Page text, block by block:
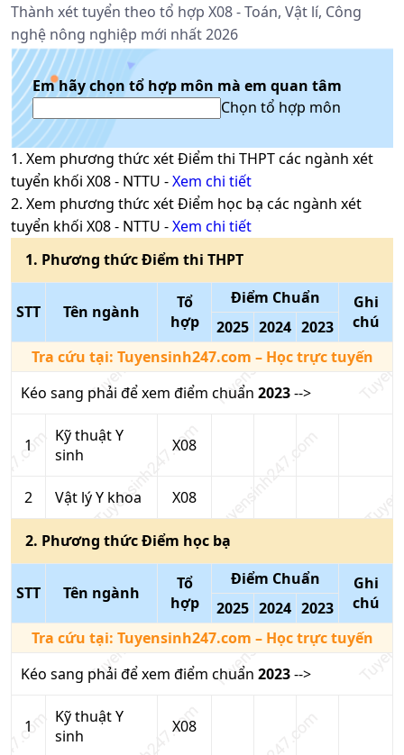
Thành xét tuyển theo tổ hợp X08 - Toán, Vật lí, Công
nghệ nông nghiệp mới nhất 2026
Em hãy chọn tổ hợp môn mà em quan tâm
Chọn tổ hợp môn
1. Xem phương thức xétĐiểm thi THPTcác ngành xét
tuyển khối X08- NTTU -Xem chi tiết
2. Xem phương thức xétĐiểm học bạ các ngành xét
tuyển khối X08- NTTU -Xem chi tiết
1. Phương thứcĐiểm thi THPT
STT Tên ngành
Tổ
hợp
Điểm Chuẩn
Ghi
chú
2025 2024 2023
Tra cứu tại: Tuyensinh247.com – Học trực tuyến
Kéo sang phải để xem điểm chuẩn 2023-->
1
Kỹ thuật Y
sinh
X08
2 Vật lý Y khoa X08
2. Phương thứcĐiểm học bạ
STT Tên ngành
Tổ
hợp
Điểm Chuẩn
Ghi
chú
2025 2024 2023
Tra cứu tại: Tuyensinh247.com – Học trực tuyến
Kéo sang phải để xem điểm chuẩn 2023-->
1
Kỹ thuật Y
sinh
X08